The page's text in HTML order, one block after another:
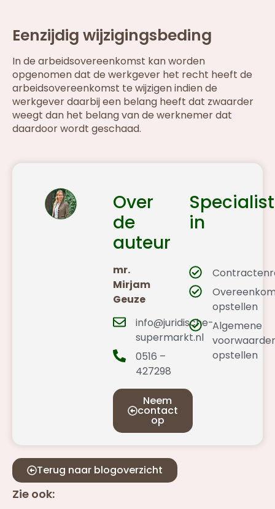
Eenzijdig wijzigingsbeding
In de arbeidsovereenkomst kan worden
opgenomen dat de werkgever het recht heeft de
arbeidsovereenkomst te wijzigen indien de
werkgever daarbij een belang heeft dat zwaarder
weegt dan het belang van de werknemer dat
daardoor wordt geschaad.
Over
de
auteur
mr.
Mirjam
Geuze
info@juridische-
supermarkt.nl
0516 –
427298
Neem
contact
op
Specialist
in
opstellen
Algemene
opstellen
Terug naar blogoverzicht
Zie ook: